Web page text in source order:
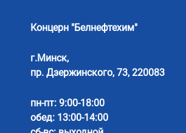
Концерн "Белнефтехим"
г.Минск,
пр. Дзержинского, 73, 220083
пн-пт: 9:00-18:00
обед: 13:00-14:00